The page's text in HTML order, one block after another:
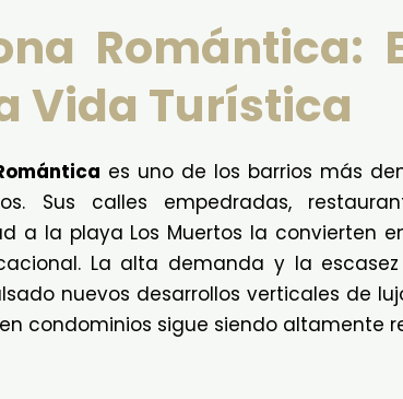
Romántica:
Vida Turística
es uno de los barrios más
Sus calles empedradas,
a la playa Los Muertos la convierten
La alta demanda y la escasez
nuevos desarrollos verticales de
condominios sigue siendo altamente